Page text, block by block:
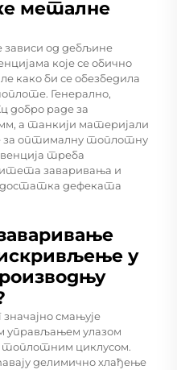
металне
зависи од дебљине
које се обично
како би се обезбедила
Генерално,
добро раде за
а танкији материјали
за оптималну топлотну
треба
заваривања и
дефеката
у
смањује
управљањем улазом
циклусом.
делимично хлађење